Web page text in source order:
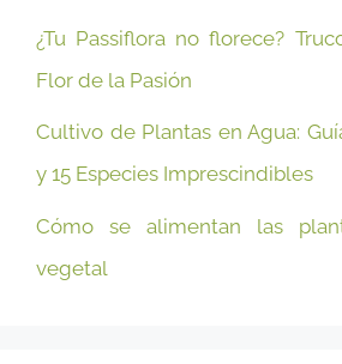
¿Tu Passiflora no florece?
Flor de la Pasión
Cultivo de Plantas en Agua:
y 15 Especies Imprescindibles
Cómo se alimentan las
vegetal